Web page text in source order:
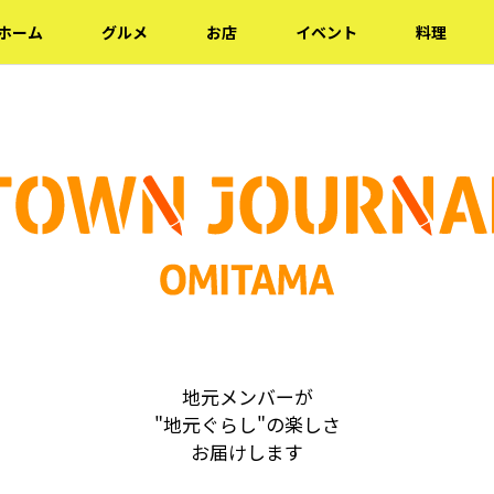
ーム グルメ お店 イベント 料理
地元メンバーが
"地元ぐらし"の楽しさ
お届けします